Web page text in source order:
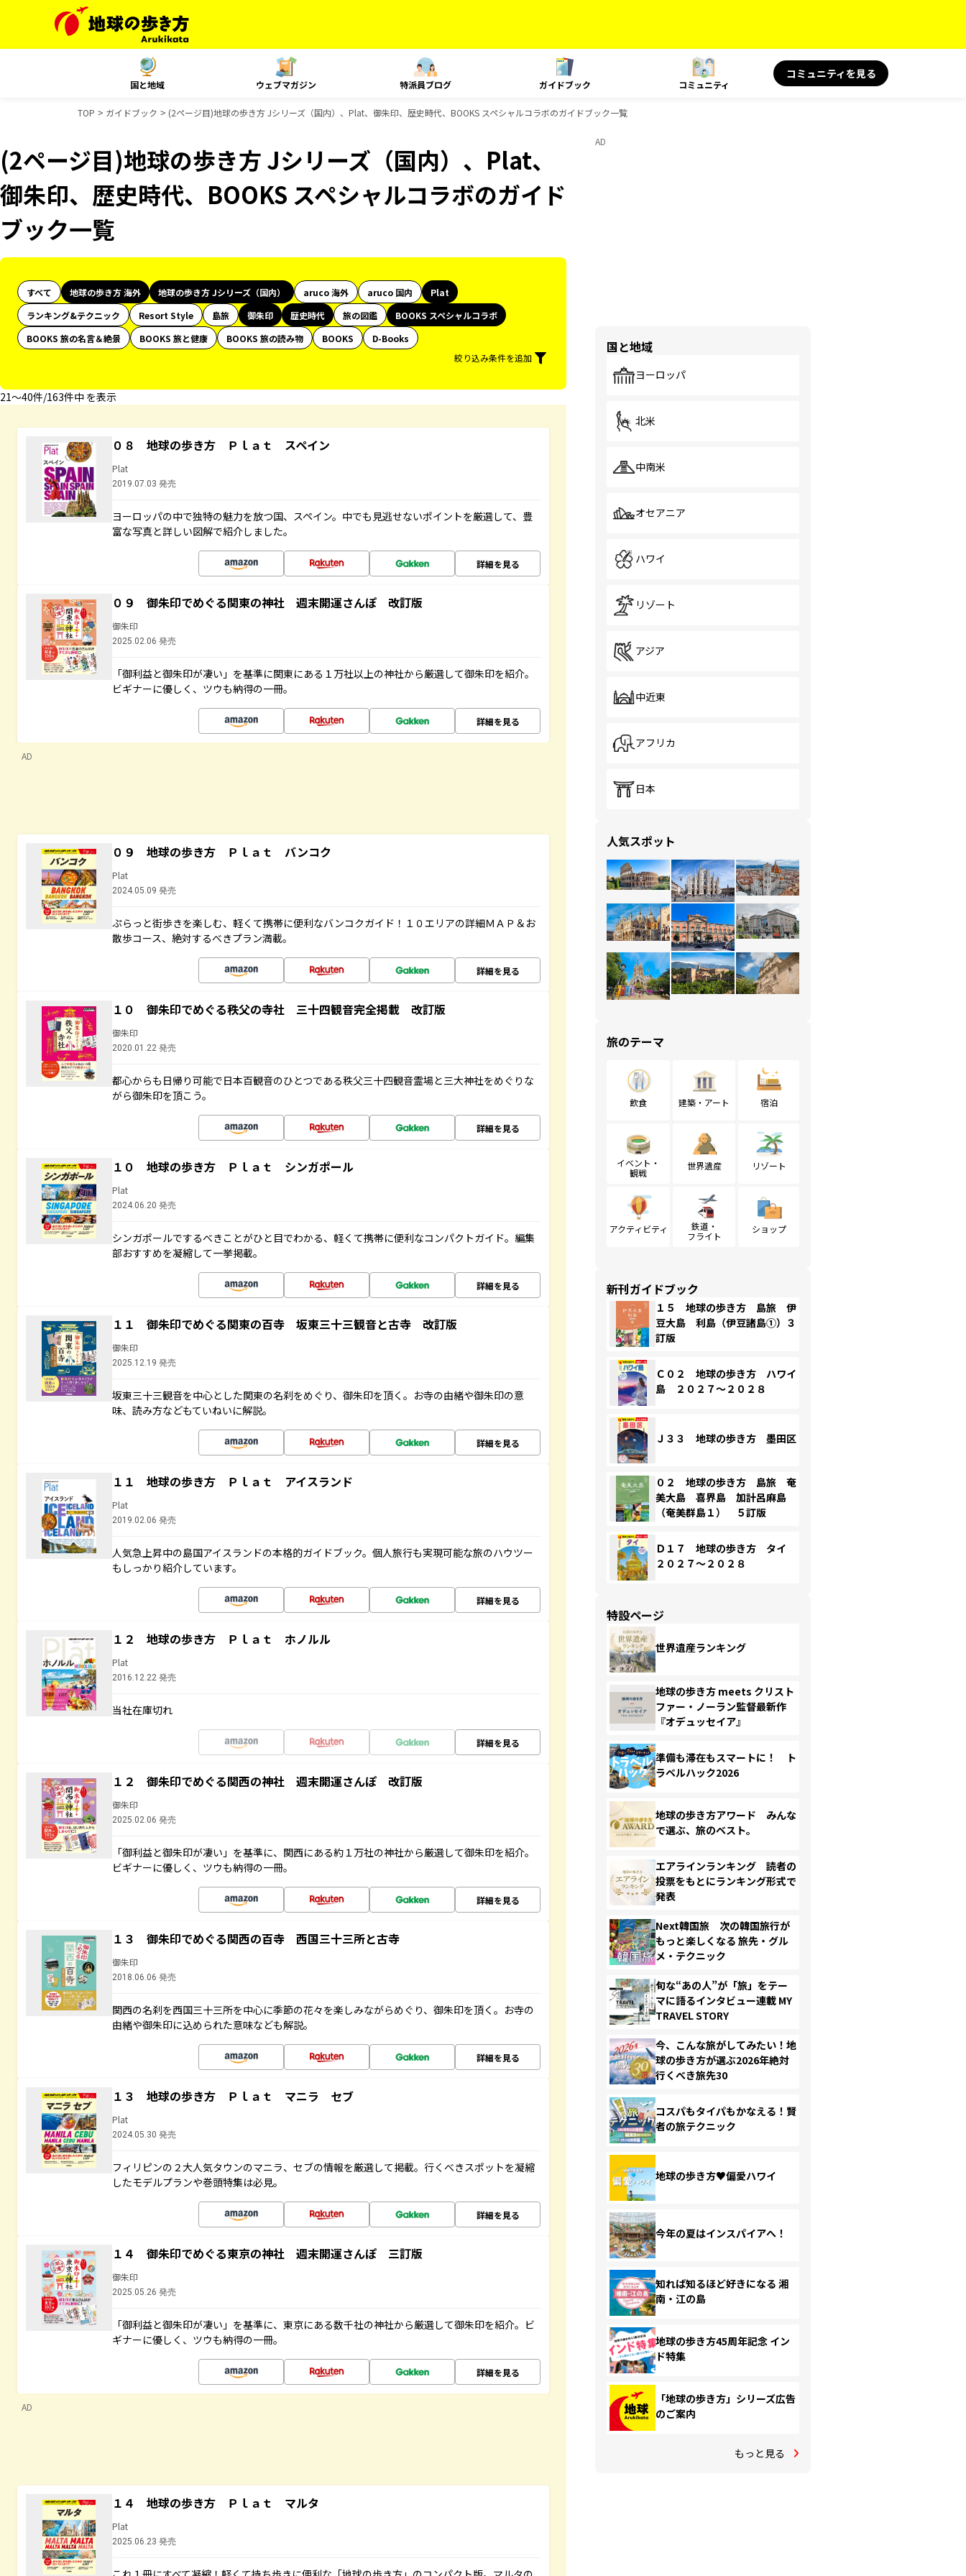
国と地域 ウェブマガジン 特派員ブログ ガイドブック コミュニティ
コミュニティを見る
TOP ガイドブック (2ページ目)地球の歩き方 Jシリーズ（国内）、Plat、御朱印、歴史時代、BOOKS スペシャルコラボのガイドブック一覧
(2ページ目)地球の歩き方 Jシリーズ（国内）、Plat、
御朱印、歴史時代、BOOKS スペシャルコラボのガイド
ブック一覧
すべて 地球の歩き方 海外 地球の歩き方 Jシリーズ（国内） aruco 海外 aruco 国内
Plat
ランキング&テクニック
Resort Style 島旅 御朱印 歴史時代 旅の図鑑
BOOKS スペシャルコラボ
BOOKS 旅の名言＆絶景
BOOKS 旅と健康 BOOKS 旅の読み物 BOOKS
D-Books
絞り込み条件を追加
21〜40件/163件中 を表示
０８ 地球の歩き方 Ｐｌａｔ スペイン
Plat
2019.07.03 発売
ヨーロッパの中で独特の魅力を放つ国、スペイン。中でも見逃せないポイントを厳選して、豊
富な写真と詳しい図解で紹介しました。
詳細を見る
０９ 御朱印でめぐる関東の神社 週末開運さんぽ 改訂版
御朱印
2025.02.06 発売
「御利益と御朱印が凄い」を基準に関東にある１万社以上の神社から厳選して御朱印を紹介。
ビギナーに優しく、ツウも納得の一冊。
詳細を見る
AD
０９ 地球の歩き方 Ｐｌａｔ バンコク
Plat
2024.05.09 発売
ぷらっと街歩きを楽しむ、軽くて携帯に便利なバンコクガイド！１０エリアの詳細ＭＡＰ＆お
散歩コース、絶対するべきプラン満載。
詳細を見る
１０ 御朱印でめぐる秩父の寺社 三十四観音完全掲載 改訂版
御朱印
2020.01.22 発売
都心からも日帰り可能で日本百観音のひとつである秩父三十四観音霊場と三大神社をめぐりな
がら御朱印を頂こう。
詳細を見る
１０ 地球の歩き方 Ｐｌａｔ シンガポール
Plat
2024.06.20 発売
シンガポールでするべきことがひと目でわかる、軽くて携帯に便利なコンパクトガイド。編集
部おすすめを凝縮して一挙掲載。
詳細を見る
１１ 御朱印でめぐる関東の百寺 坂東三十三観音と古寺 改訂版
御朱印
2025.12.19 発売
坂東三十三観音を中心とした関東の名刹をめぐり、御朱印を頂く。お寺の由緒や御朱印の意
味、読み方などもていねいに解説。
詳細を見る
１１ 地球の歩き方 Ｐｌａｔ アイスランド
Plat
2019.02.06 発売
人気急上昇中の島国アイスランドの本格的ガイドブック。個人旅行も実現可能な旅のハウツー
もしっかり紹介しています。
詳細を見る
１２ 地球の歩き方 Ｐｌａｔ ホノルル
Plat
2016.12.22 発売
当社在庫切れ
詳細を見る
１２ 御朱印でめぐる関西の神社 週末開運さんぽ 改訂版
御朱印
2025.02.06 発売
「御利益と御朱印が凄い」を基準に、関西にある約１万社の神社から厳選して御朱印を紹介。
ビギナーに優しく、ツウも納得の一冊。
詳細を見る
１３ 御朱印でめぐる関西の百寺 西国三十三所と古寺
御朱印
2018.06.06 発売
関西の名刹を西国三十三所を中心に季節の花々を楽しみながらめぐり、御朱印を頂く。お寺の
由緒や御朱印に込められた意味なども解説。
詳細を見る
１３ 地球の歩き方 Ｐｌａｔ マニラ セブ
Plat
2024.05.30 発売
フィリピンの２大人気タウンのマニラ、セブの情報を厳選して掲載。行くべきスポットを凝縮
したモデルプランや巻頭特集は必見。
詳細を見る
１４ 御朱印でめぐる東京の神社 週末開運さんぽ 三訂版
御朱印
2025.05.26 発売
「御利益と御朱印が凄い」を基準に、東京にある数千社の神社から厳選して御朱印を紹介。ビ
ギナーに優しく、ツウも納得の一冊。
詳細を見る
AD
１４ 地球の歩き方 Ｐｌａｔ マルタ
Plat
2025.06.23 発売
AD
国と地域
ヨーロッパ
北米
中南米
オセアニア
ハワイ
リゾート
アジア
中近東
アフリカ
日本
人気スポット
旅のテーマ
飲食 建築・アート 宿泊
イベント・
観戦
世界遺産 リゾート
アクティビティ
鉄道・
フライト
ショップ
新刊ガイドブック
１５ 地球の歩き方 島旅 伊
豆大島 利島（伊豆諸島①）３
訂版
Ｃ０２ 地球の歩き方 ハワイ
島 ２０２７～２０２８
Ｊ３３ 地球の歩き方 墨田区
０２ 地球の歩き方 島旅 奄
美大島 喜界島 加計呂麻島
（奄美群島１） ５訂版
Ｄ１７ 地球の歩き方 タイ
２０２７～２０２８
特設ページ
世界遺産ランキング
地球の歩き方 meets クリスト
ファー・ノーラン監督最新作
『オデュッセイア』
準備も滞在もスマートに！ ト
ラベルハック2026
地球の歩き方アワード みんな
で選ぶ、旅のベスト。
エアラインランキング 読者の
投票をもとにランキング形式で
発表
Next韓国旅 次の韓国旅行が
もっと楽しくなる 旅先・グル
メ・テクニック
旬な“あの人”が「旅」をテー
マに語るインタビュー連載 MY
TRAVEL STORY
今、こんな旅がしてみたい！地
球の歩き方が選ぶ2026年絶対
行くべき旅先30
コスパもタイパもかなえる！賢
者の旅テクニック
地球の歩き方♥偏愛ハワイ
今年の夏はインスパイアへ！
知れば知るほど好きになる 湘
南・江の島
地球の歩き方45周年記念 イン
ド特集
「地球の歩き方」シリーズ広告
のご案内
もっと見る